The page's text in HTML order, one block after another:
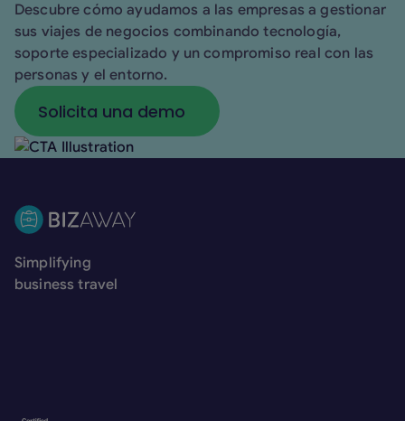
Descubre cómo ayudamos a las empresas a gestionar
sus viajes de negocios combinando tecnología,
soporte especializado y un compromiso real con las
personas y el entorno.
Solicita una demo
Solicita una demo
Simplifying
business travel